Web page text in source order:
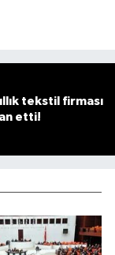
tekstil firması
etti!